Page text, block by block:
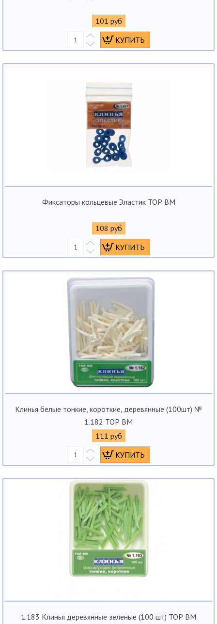
101 руб
Фиксаторы кольцевые Эластик ТОР ВМ
108 руб
Клинья белые тонкие, короткие, деревянные (100шт) №
1.182 ТОР ВМ
111 руб
1.183 Клинья деревянные зеленые (100 шт) ТОР ВМ